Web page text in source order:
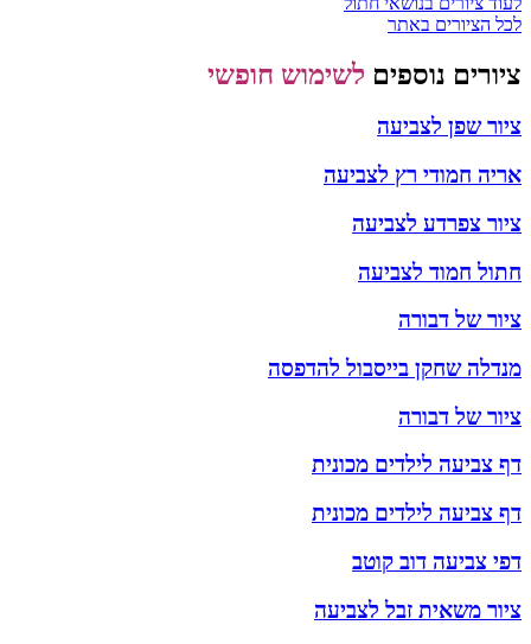
לכל הציורים באתר
ציורים נוספים לשימוש חופשי
ציור שפן לצביעה
אריה חמודי רץ לצביעה
ציור צפרדע לצביעה
חתול חמוד לצביעה
ציור של דבורה
מנדלה שחקן בייסבול להדפסה
ציור של דבורה
דף צביעה לילדים מכונית
דף צביעה לילדים מכונית
דפי צביעה דוב קוטב
ציור משאית זבל לצביעה